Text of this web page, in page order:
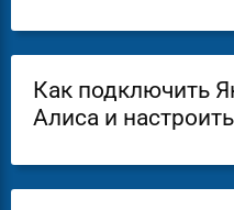
Как подключить
Алиса и